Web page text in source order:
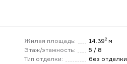
Жилая площадь: 14.392 м
Этаж/этажность:
5 / 8
Тип отделки:
без отделки